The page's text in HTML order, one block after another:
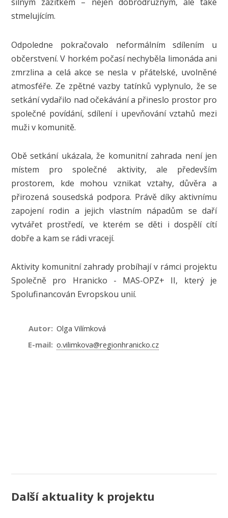
stmelujícím.
Odpoledne pokračovalo neformálním sdílením u
občerstvení. V horkém počasí nechyběla limonáda ani
zmrzlina a celá akce se nesla v přátelské, uvolněné
atmosféře. Ze zpětné vazby tatínků vyplynulo, že se
setkání vydařilo nad očekávání a přineslo prostor pro
společné povídání, sdílení i upevňování vztahů mezi
muži v komunitě.
Obě setkání ukázala, že komunitní zahrada není jen
místem pro společné aktivity, ale především
prostorem, kde mohou vznikat vztahy, důvěra a
přirozená sousedská podpora. Právě díky aktivnímu
zapojení rodin a jejich vlastním nápadům se daří
vytvářet prostředí, ve kterém se děti i dospělí cítí
dobře a kam se rádi vracejí.
Aktivity komunitní zahrady probíhají v rámci projektu
Společně pro Hranicko - MAS-OPZ+ II, který je
Spolufinancován Evropskou unií.
Autor: Olga Vilímková
E-mail: o.vilimkova@regionhranicko.cz
Další aktuality k projektu